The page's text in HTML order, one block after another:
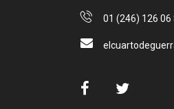
01 (246) 126 06